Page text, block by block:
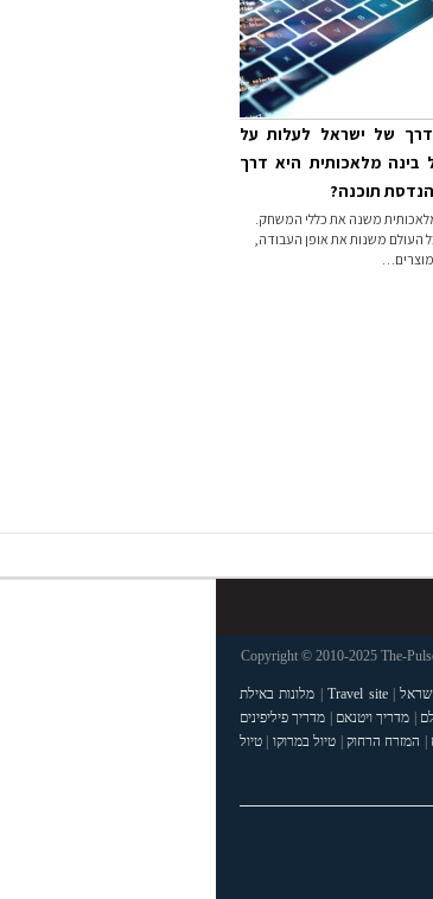
של ישראל לעלות על
בינה מלאכותית היא דרך
הנדסת תוכנה?
משנה את כללי המשחק.
העולם משנות את אופן העבודה,
Copyright © 2010-2025 The-
|
Travel site
| מלונות באילת
| מדריך ויטנאם | מדריך פיליפינים
| המזרח הרחוק | טיול במרוקו | טיול